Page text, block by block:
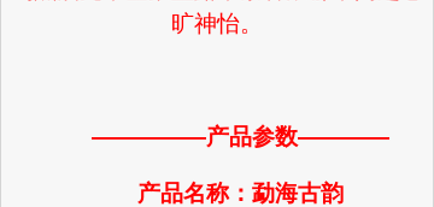
旷神怡。
—————产品参数————
产品名称：勐海古韵